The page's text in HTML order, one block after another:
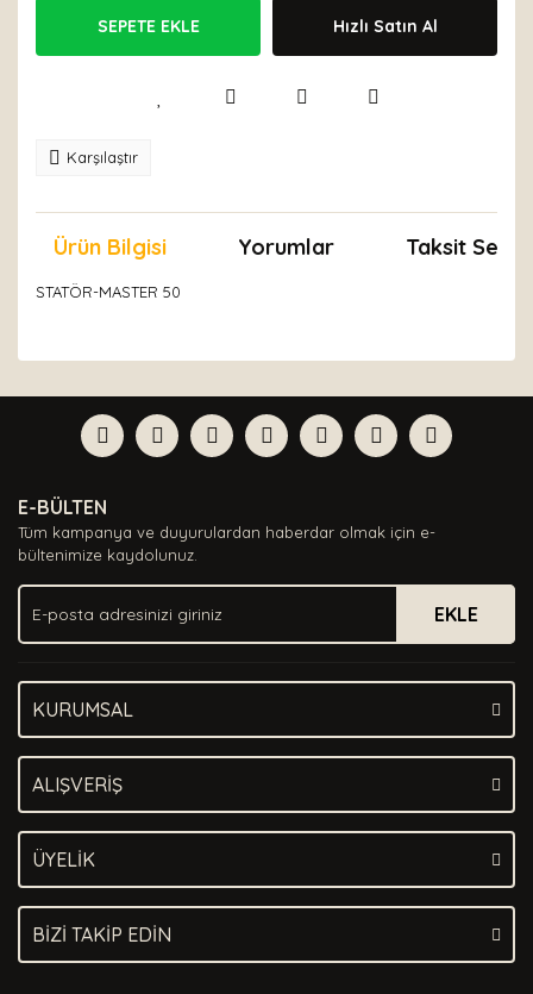
SEPETE EKLE Hızlı Satın Al
Karşılaştır
Ürün Bilgisi Yorumlar Taksit
STATÖR-MASTER 50
Yorum Yaz
formunu kullanarak tarafımıza iletebilirsiniz.
Görüş ve önerileriniz için teşekkür ederiz.
Ürün açıklamasında eksik bilgiler bulunuyor.
Ürün bilgilerinde hatalar bulunuyor.
Ürün fiyatı diğer sitelerden daha pahalı.
Bu ürüne benzer farklı alternatifler olmalı.
E-BÜLTEN
Tüm kampanya ve duyurulardan haberdar olmak için e-
bültenimize kaydolunuz.
EKLE
KURUMSAL
ALIŞVERİŞ
ÜYELİK
BİZİ TAKİP EDİN